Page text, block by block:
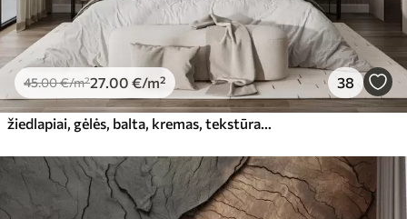
45.00€/m²27 .00 €/m² 38